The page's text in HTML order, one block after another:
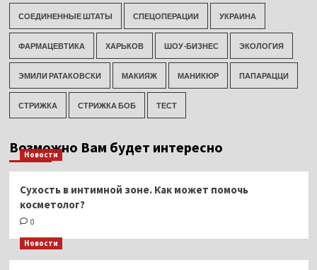
СОЕДИНЕННЫЕ ШТАТЫ СПЕЦОПЕРАЦИИ УКРАИНА
ФАРМАЦЕВТИКА ХАРЬКОВ ШОУ-БИЗНЕС ЭКОЛОГИЯ
ЭМИЛИ РАТАКОВСКИ МАКИЯЖ МАНИКЮР ПАПАРАЦЦИ
СТРИЖКА СТРИЖКА БОБ ТЕСТ
Возможно Вам будет интересно
Новости
Сухость в интимной зоне. Как может помочь
косметолог?
0
Новости